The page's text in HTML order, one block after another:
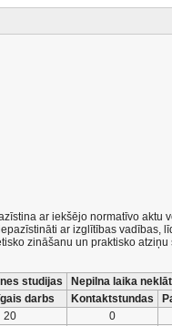
ar iekšējo normatīvo aktu
ar izglītības vadības,
zināšanu un praktisko
studijas
Nepilna laika
darbs Kontaktstundas
20 0